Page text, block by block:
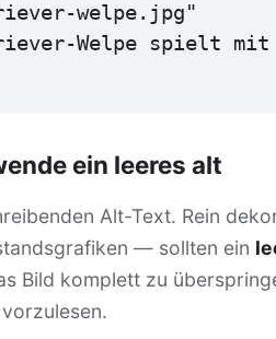
welpe.jpg"
ein leeres alt
Alt-Text. Rein
— sollten ein
Bild komplett zu